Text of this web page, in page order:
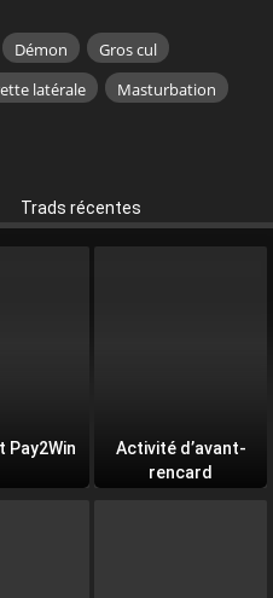
Démon
Gros cul
latérale
Masturbation
Trads récentes
Pay2Win
Activité d’avant-
rencard